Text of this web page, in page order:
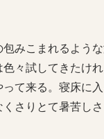
みこまれるよう
々試してきたけ
て来る。寝床に
さりとて暑苦し